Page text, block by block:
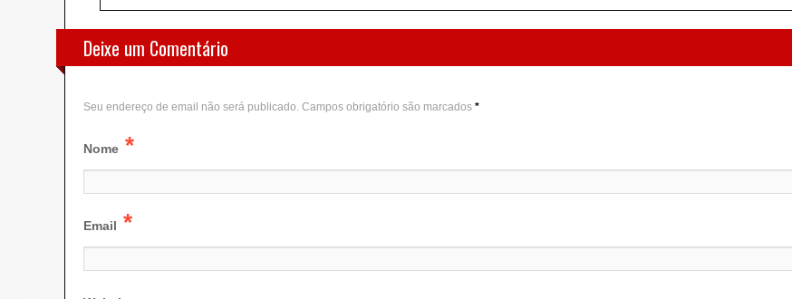
Deixe um Comentário
Seu endereço de email não será publicado. Campos obrigatório são marcados *
Nome *
Email *